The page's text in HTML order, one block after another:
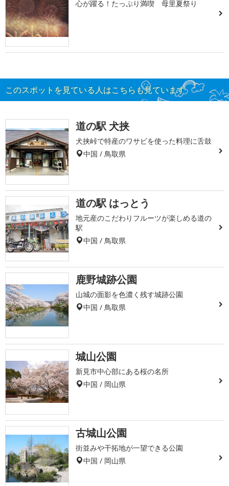
心が躍る！たっぷり満喫 母里夏祭り
このスポットを見ている人はこちらも見ています
道の駅 犬挟
犬挟峠で特産のワサビを使った料理に舌鼓
中国 / 鳥取県
道の駅 はっとう
地元産のこだわりフルーツが楽しめる道の
駅
中国 / 鳥取県
鹿野城跡公園
山城の面影を色濃く残す城跡公園
中国 / 鳥取県
城山公園
新見市中心部にある桜の名所
中国 / 岡山県
古城山公園
街並みや干拓地が一望できる公園
中国 / 岡山県